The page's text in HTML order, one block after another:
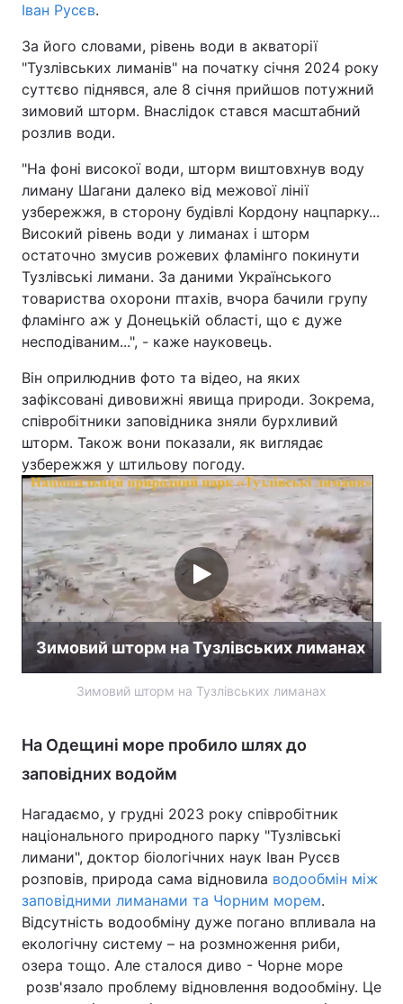
Спорт Наука
Техно і зв'язок Лайт
Здоров'я Туризм
Цікавинки Погода
Екологія Регіони
Лонгріди
Інтерв'ю Думки
Архів Вакансії
Контакти
Послуги
Іван Русєв.
За його словами, рівень води в акваторії
"Тузлівських лиманів" на початку січня 2024 року
суттєво піднявся, але 8 січня прийшов потужний
зимовий шторм. Внаслідок стався масштабний
розлив води.
"На фоні високої води, шторм виштовхнув воду
лиману Шагани далеко від межової лінії
узбережжя, в сторону будівлі Кордону нацпарку...
Високий рівень води у лиманах і шторм
остаточно змусив рожевих фламінго покинути
Тузлівські лимани. За даними Українського
товариства охорони птахів, вчора бачили групу
фламінго аж у Донецькій області, що є дуже
несподіваним...", - каже науковець.
Він оприлюднив фото та відео, на яких
зафіксовані дивовижні явища природи. Зокрема,
співробітники заповідника зняли бурхливий
шторм. Також вони показали, як виглядає
узбережжя у штильову погоду.
Зимовий шторм на Тузлівських лиманах
Зимовий шторм на Тузлівських лиманах
На Одещині море пробило шлях до
заповідних водойм
Нагадаємо, у грудні 2023 року співробітник
національного природного парку "Тузлівські
лимани", доктор біологічних наук Іван Русєв
розповів, природа сама відновила водообмін між
заповідними лиманами та Чорним морем.
Відсутність водообміну дуже погано впливала на
екологічну систему – на розмноження риби,
озера тощо. Але сталося диво - Чорне море
розв'язало проблему відновлення водообміну. Це